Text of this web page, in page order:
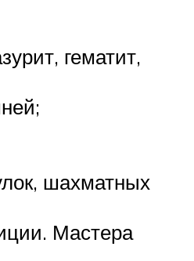
гематит,
шахматных
Мастера